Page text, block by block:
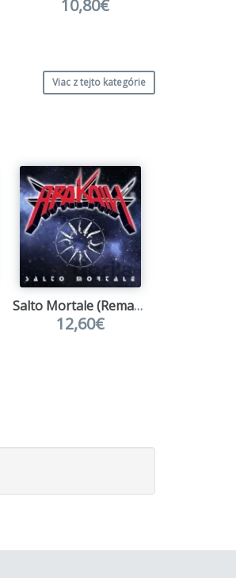
10,80€
Viac z tejto kategórie
Salto Mortale (Remastered 2026)
12,60€